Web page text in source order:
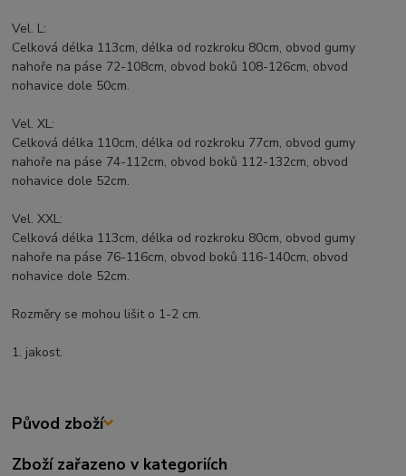
Vel. L:
Celková délka 113cm, délka od rozkroku 80cm, obvod gumy
nahoře na páse 72-108cm, obvod boků 108-126cm, obvod
nohavice dole 50cm.
Vel. XL:
Celková délka 110cm, délka od rozkroku 77cm, obvod gumy
nahoře na páse 74-112cm, obvod boků 112-132cm, obvod
nohavice dole 52cm.
Vel. XXL:
Celková délka 113cm, délka od rozkroku 80cm, obvod gumy
nahoře na páse 76-116cm, obvod boků 116-140cm, obvod
nohavice dole 52cm.
Rozměry se mohou lišit o 1-2 cm.
1. jakost.
Původ zboží
Zboží zařazeno v kategoriích